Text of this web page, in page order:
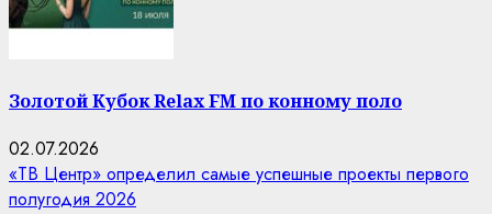
Золотой Кубок Relax FM по конному поло
02.07.2026
«ТВ Центр» определил самые успешные проекты первого
полугодия 2026